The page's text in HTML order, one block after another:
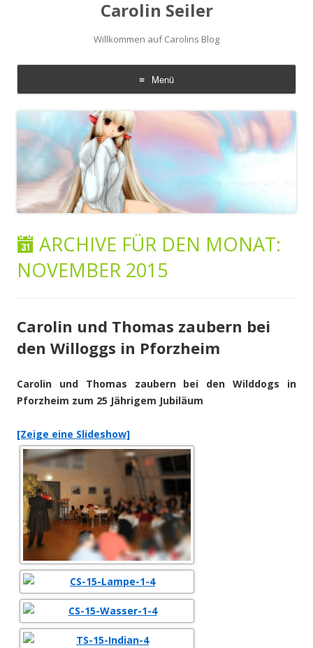
Carolin Seiler
Willkommen auf Carolins Blog
Menü
Zum
Inhalt
springen
ARCHIVE FÜR DEN MONAT:
NOVEMBER 2015
Carolin und Thomas zaubern bei
den Willoggs in Pforzheim
Carolin und Thomas zaubern bei den Wilddogs in
Pforzheim zum 25 Jährigem Jubiläum
[Zeige eine Slideshow]